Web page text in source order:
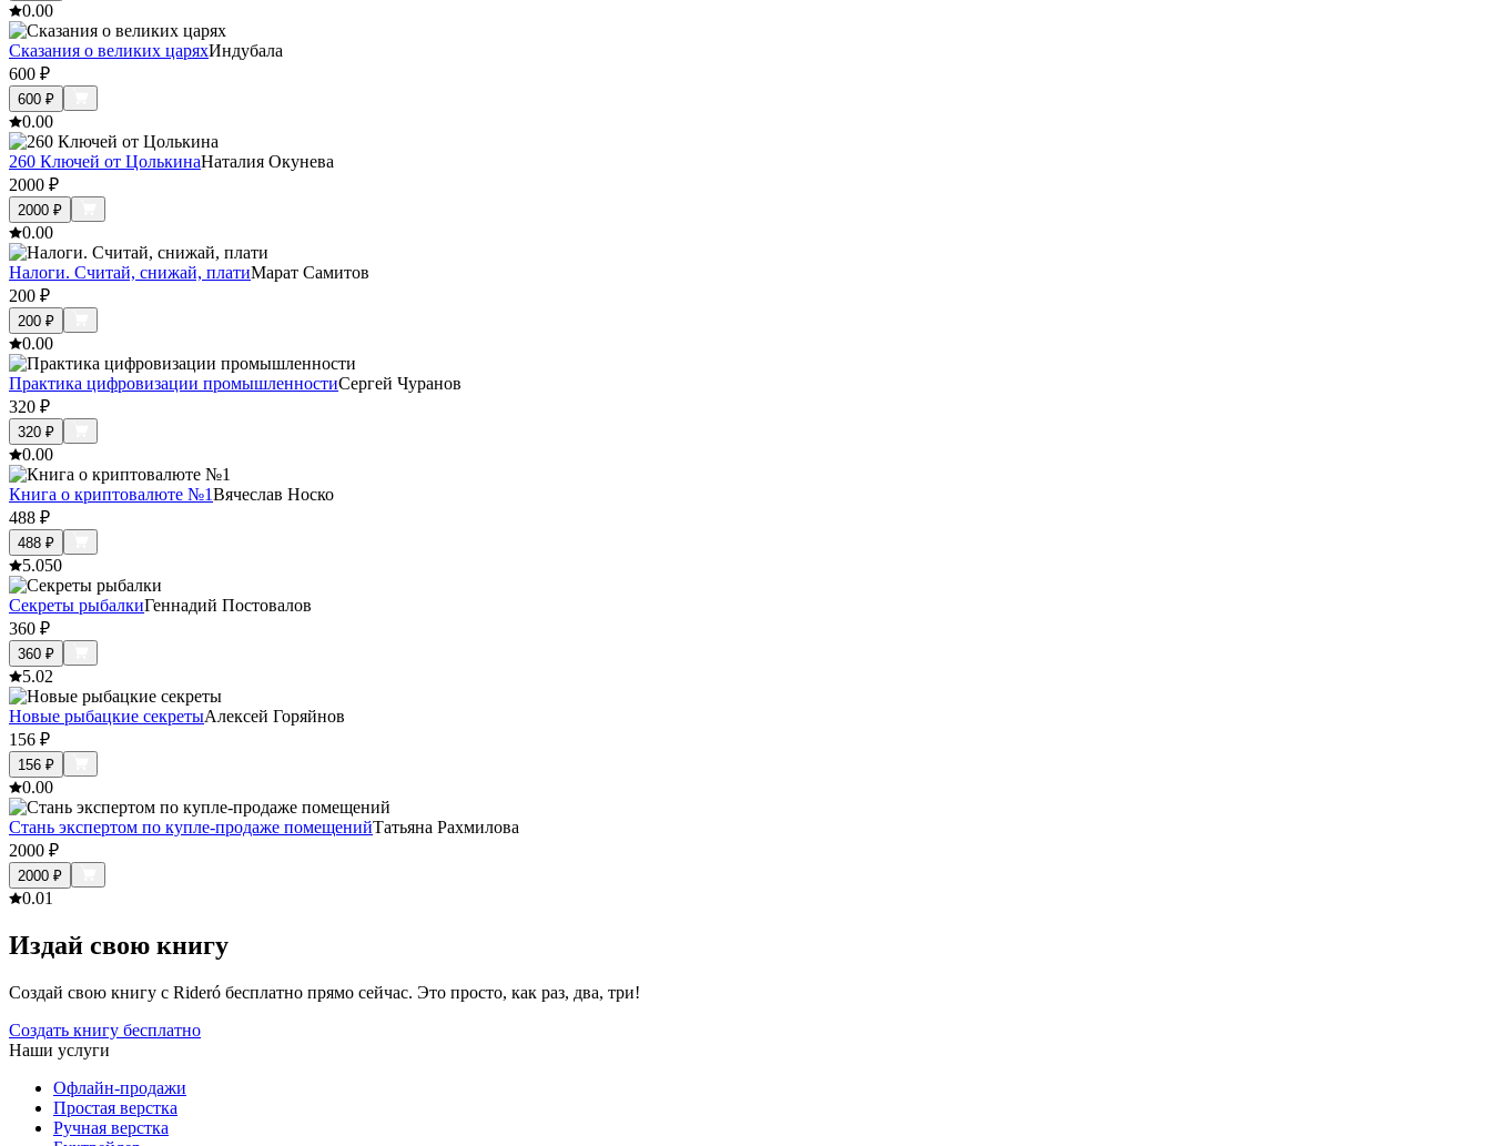
0.00
Сказания о великих царяхИндубала
600 ₽
600 ₽
0.00
260 Ключей от ЦолькинаНаталия Окунева
2000 ₽
2000 ₽
0.00
Налоги. Считай, снижай, платиМарат Самитов
200 ₽
200 ₽
0.00
Практика цифровизации промышленностиСергей Чуранов
320 ₽
320 ₽
0.00
Книга о криптовалюте №1Вячеслав Носко
488 ₽
488 ₽
5.050
Секреты рыбалкиГеннадий Постовалов
360 ₽
360 ₽
5.02
Новые рыбацкие секретыАлексей Горяйнов
156 ₽
156 ₽
0.00
Стань экспертом по купле-продаже помещенийТатьяна Рахмилова
2000 ₽
2000 ₽
0.01
Издай свою книгу
Создай свою книгу с Rideró бесплатно прямо сейчас. Это просто, как раз, два, три!
Создать книгу бесплатно
Наши услуги
Офлайн-продажи
Простая верстка
Ручная верстка